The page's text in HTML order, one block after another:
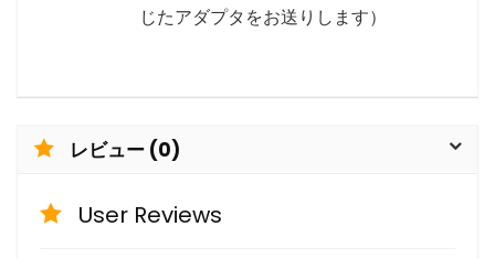
じたアダプタをお送りします）
レビュー (0)
User Reviews